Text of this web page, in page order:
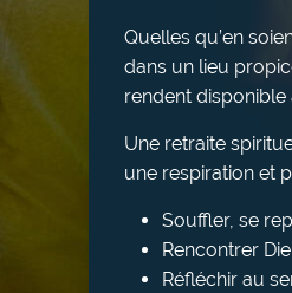
Quelles qu’en
dans un lieu
rendent disponible
Une retraite
une respiration et
Souffler, se
Rencontrer
Réfléchir au